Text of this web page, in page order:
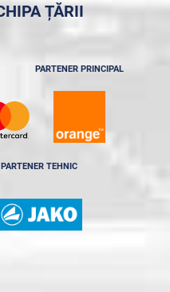
ȚĂRII
PARTENER PRINCIPAL
PARTENER TEHNIC